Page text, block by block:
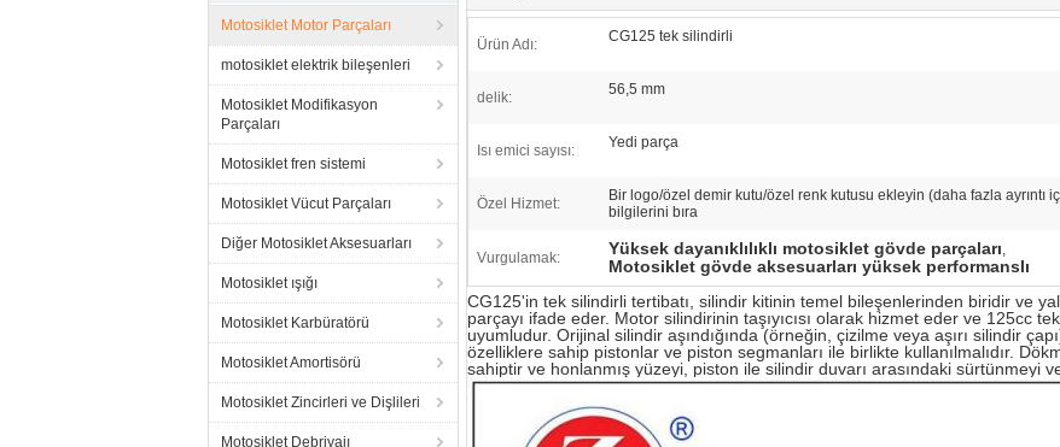
Motosiklet Motor Parçaları
motosiklet elektrik bileşenleri
Motosiklet Modifikasyon
Parçaları
Motosiklet fren sistemi
Motosiklet Vücut Parçaları
Diğer Motosiklet Aksesuarları
Motosiklet ışığı
Motosiklet Karbüratörü
Motosiklet Amortisörü
Motosiklet Zincirleri ve Dişlileri
Motosiklet Debriyajı
Ürün Adı: CG125 tek silindirli
delik: 56,5 mm
Isı emici sayısı: Yedi parça
Özel Hizmet:
Bir logo/özel demir kutu/özel renk kutusu ekleyin (daha fazla ayrıntı
bilgilerini bıra
Vurgulamak: Yüksek dayanıklılıklı motosiklet gövde parçaları,
Motosiklet gövde aksesuarları yüksek performanslı
CG125'in tek silindirli tertibatı, silindir kitinin temel bileşenlerinden biridir ve
parçayı ifade eder. Motor silindirinin taşıyıcısı olarak hizmet eder ve 125cc
uyumludur. Orijinal silindir aşındığında (örneğin, çizilme veya aşırı silindir
özelliklere sahip pistonlar ve piston segmanları ile birlikte kullanılmalıdır.
sahiptir ve honlanmış yüzeyi, piston ile silindir duvarı arasındaki sürtünmeyi